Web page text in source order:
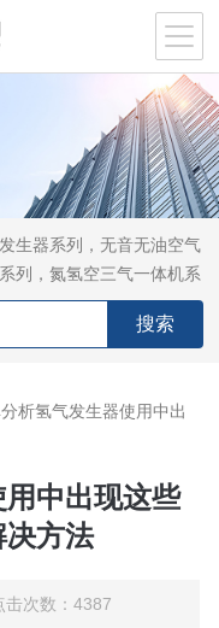
生器系列，无音无油空气
列，氮氢空三气一体机系
质分析，水质检测仪
计，多功能计，PH/DO/
析氢气发生器使用中出
中出现这些
决方法
次数：4387